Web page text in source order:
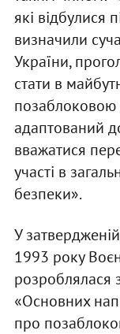
які відбулися
визначили
України,
стати в
адаптований
вважатися
участі в
безпеки».
У
1993 року
розроблялася
«Основних
про